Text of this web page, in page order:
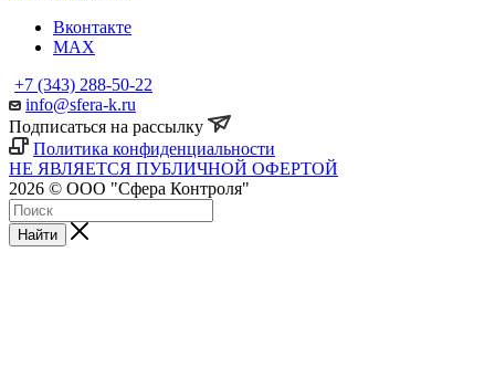
Вконтакте
MAX
+7 (343) 288-50-22
info@sfera-k.ru
Подписаться на рассылку
Политика конфиденциальности
НЕ ЯВЛЯЕТСЯ ПУБЛИЧНОЙ ОФЕРТОЙ
2026 © ООО "Сфера Контроля"
Найти